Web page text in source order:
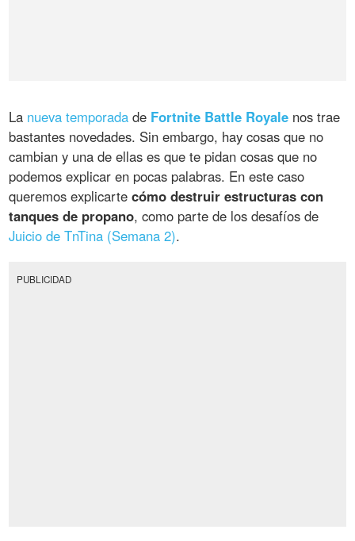
La nueva temporada de Fortnite Battle Royale nos trae
bastantes novedades. Sin embargo, hay cosas que no
cambian y una de ellas es que te pidan cosas que no
podemos explicar en pocas palabras. En este caso
queremos explicartecómo destruir estructuras con
tanques de propano, como parte de los desafíos de
Juicio de TnTina (Semana 2).
PUBLICIDAD